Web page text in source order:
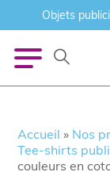
Objets
Accueil » Nos
Tee-shirts
couleurs en